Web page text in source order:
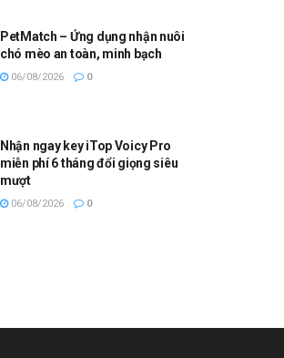
PetMatch – Ứng dụng nhận nuôi
chó mèo an toàn, minh bạch
06/08/2026 0
Nhận ngay key iTop Voicy Pro
miễn phí 6 tháng đổi giọng siêu
mượt
06/08/2026 0